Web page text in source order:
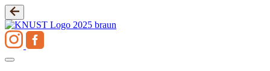
Zum
Inhalt
springen